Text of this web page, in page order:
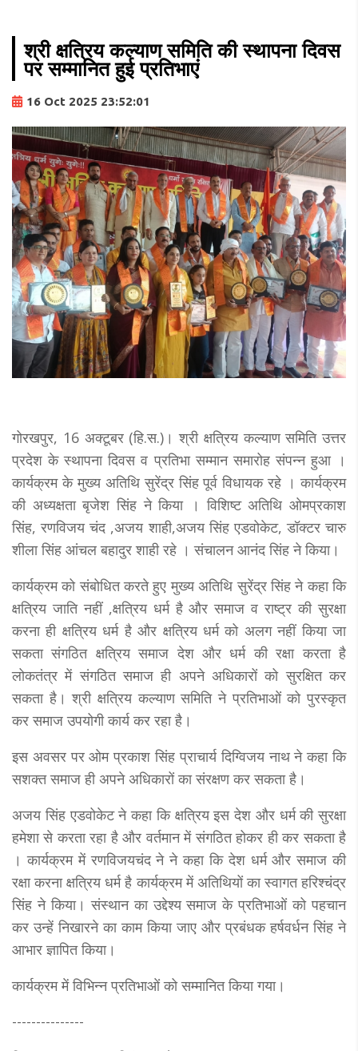
श्री क्षत्रिय कल्याण समिति की स्थापना दिवस
पर सम्मानित हुई प्रतिभाएं
16 Oct 2025 23:52:01
गोरखपुर, 16 अक्टूबर (हि.स.)। श्री क्षत्रिय कल्याण समिति उत्तर
प्रदेश के स्थापना दिवस व प्रतिभा सम्मान समारोह संपन्न हुआ ।
कार्यक्रम के मुख्य अतिथि सुरेंद्र सिंह पूर्व विधायक रहे । कार्यक्रम
की अध्यक्षता बृजेश सिंह ने किया । विशिष्ट अतिथि ओमप्रकाश
सिंह, रणविजय चंद ,अजय शाही,अजय सिंह एडवोकेट, डॉक्टर चारु
शीला सिंह आंचल बहादुर शाही रहे । संचालन आनंद सिंह ने किया।
कार्यक्रम को संबोधित करते हुए मुख्य अतिथि सुरेंद्र सिंह ने कहा कि
क्षत्रिय जाति नहीं ,क्षत्रिय धर्म है और समाज व राष्ट्र की सुरक्षा
करना ही क्षत्रिय धर्म है और क्षत्रिय धर्म को अलग नहीं किया जा
सकता संगठित क्षत्रिय समाज देश और धर्म की रक्षा करता है
लोकतंत्र में संगठित समाज ही अपने अधिकारों को सुरक्षित कर
सकता है। श्री क्षत्रिय कल्याण समिति ने प्रतिभाओं को पुरस्कृत
कर समाज उपयोगी कार्य कर रहा है।
इस अवसर पर ओम प्रकाश सिंह प्राचार्य दिग्विजय नाथ ने कहा कि
सशक्त समाज ही अपने अधिकारों का संरक्षण कर सकता है।
अजय सिंह एडवोकेट ने कहा कि क्षत्रिय इस देश और धर्म की सुरक्षा
हमेशा से करता रहा है और वर्तमान में संगठित होकर ही कर सकता है
। कार्यक्रम में रणविजयचंद ने ने कहा कि देश धर्म और समाज की
रक्षा करना क्षत्रिय धर्म है कार्यक्रम में अतिथियों का स्वागत हरिश्चंद्र
सिंह ने किया। संस्थान का उद्देश्य समाज के प्रतिभाओं को पहचान
कर उन्हें निखारने का काम किया जाए और प्रबंधक हर्षवर्धन सिंह ने
आभार ज्ञापित किया।
कार्यक्रम में विभिन्न प्रतिभाओं को सम्मानित किया गया।
---------------